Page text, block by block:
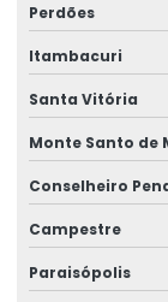
Perícia
Perícia de
Perícia judicial e
Perícia judicial
Perícia médica
Perícia médica
Perdões
Itambacuri
Santa Vitória
Monte Santo de
Conselheiro
Campestre
Paraisópolis